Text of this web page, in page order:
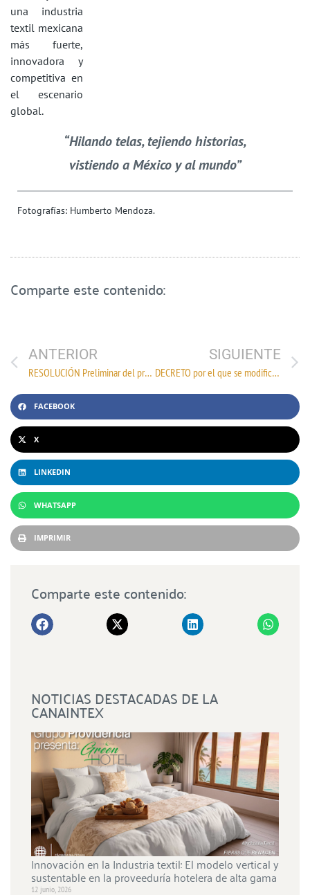
una industria
textil mexicana
más fuerte,
innovadora y
competitiva en
el escenario
global.
“Hilando telas, tejiendo historias,
vistiendo a México y al mundo”
Fotografías: Humberto Mendoza.
Comparte este contenido:
FACEBOOK
X
LINKEDIN
WHATSAPP
IMPRIMIR
ANTERIOR
RESOLUCIÓN Preliminar del procedimiento administrativo de investigación antidumping de oficio sobre las importaciones de calzado originarias de la República Popular China, independientemente del país de procedencia.
SIGUIENTE
DECRETO por el que se modifica el diverso por el que se establece el impuesto general de importación para la región fronteriza y la franja fronteriza norte.
Comparte este contenido:
NOTICIAS DESTACADAS DE LA
CANAINTEX
Innovación en la Industria textil: El modelo vertical y
sustentable en la proveeduría hotelera de alta gama
12 junio, 2026